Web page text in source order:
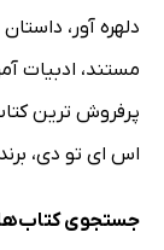
دلهره آور ،
مستند، ادبیات
پرفروش ترین
اس ای تو دی،
جستجوی